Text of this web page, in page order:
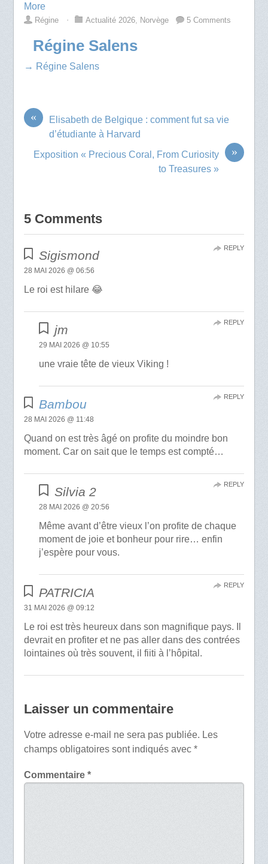
More
Régine ⋅ Actualité 2026, Norvège 5 Comments
Régine Salens
→ Régine Salens
«
Elisabeth de Belgique : comment fut sa vie
d’étudiante à Harvard
»
Exposition « Precious Coral, From Curiosity
to Treasures »
5 Comments
Sigismond
28 MAI 2026 @ 06:56
Le roi est hilare 😂
REPLY
jm
29 MAI 2026 @ 10:55
une vraie tête de vieux Viking !
REPLY
Bambou
28 MAI 2026 @ 11:48
Quand on est très âgé on profite du moindre bon
moment. Car on sait que le temps est compté…
REPLY
Silvia 2
28 MAI 2026 @ 20:56
Même avant d’être vieux l’on profite de chaque
moment de joie et bonheur pour rire… enfin
j’espère pour vous.
REPLY
PATRICIA
31 MAI 2026 @ 09:12
Le roi est très heureux dans son magnifique pays. Il
devrait en profiter et ne pas aller dans des contrées
lointaines où très souvent, il fiiti à l’hôpital.
REPLY
Laisser un commentaire
Votre adresse e-mail ne sera pas publiée. Les
champs obligatoires sont indiqués avec *
Commentaire *